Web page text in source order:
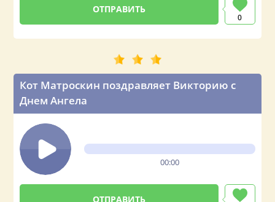
0
Кот Матроскин поздравляет Викторию с
Днем Ангела
00:00